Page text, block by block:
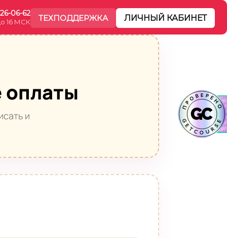
06-62
16 МСК ТЕХПОДДЕРЖКА ЛИЧНЫЙ КАБИНЕТ
оплаты
и